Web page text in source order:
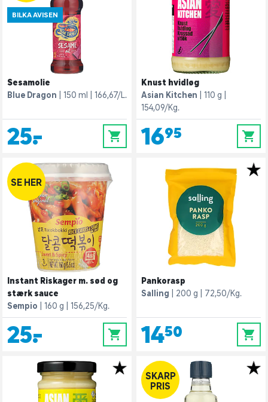
BILKA AVISEN
Sesamolie
Blue Dragon
150 ml 166,67/L.
25,- 0
Knust hvidløg
Asian Kitchen
110 g
154,09/Kg.
16,95 0
SE HER
Instant Riskager m. sød og
stærk sauce
Sempio
160 g 156,25/Kg.
25,- 0
Pankorasp
Salling
200 g 72,50/Kg.
14,50 0
SKARP
PRIS